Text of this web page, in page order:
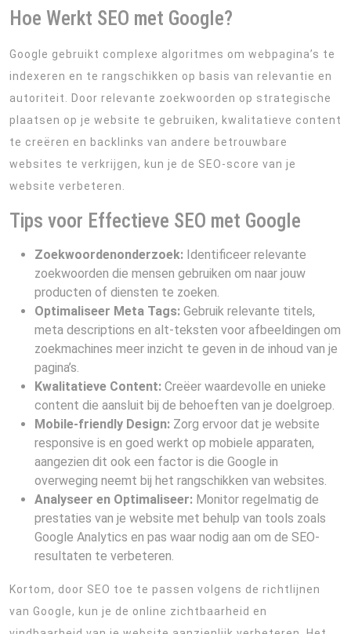
Hoe Werkt SEO met Google?
Google gebruikt complexe algoritmes om webpagina’s te
indexeren en te rangschikken op basis van relevantie en
autoriteit. Door relevante zoekwoorden op strategische
plaatsen op je website te gebruiken, kwalitatieve content
te creëren en backlinks van andere betrouwbare
websites te verkrijgen, kun je de SEO-score van je
website verbeteren.
Tips voor Effectieve SEO met Google
Zoekwoordenonderzoek: Identificeer relevante
zoekwoorden die mensen gebruiken om naar jouw
producten of diensten te zoeken.
Optimaliseer Meta Tags: Gebruik relevante titels,
meta descriptions en alt-teksten voor afbeeldingen om
zoekmachines meer inzicht te geven in de inhoud van je
pagina’s.
Kwalitatieve Content: Creëer waardevolle en unieke
content die aansluit bij de behoeften van je doelgroep.
Mobile-friendly Design: Zorg ervoor dat je website
responsive is en goed werkt op mobiele apparaten,
aangezien dit ook een factor is die Google in
overweging neemt bij het rangschikken van websites.
Analyseer en Optimaliseer: Monitor regelmatig de
prestaties van je website met behulp van tools zoals
Google Analytics en pas waar nodig aan om de SEO-
resultaten te verbeteren.
Kortom, door SEO toe te passen volgens de richtlijnen
van Google, kun je de online zichtbaarheid en